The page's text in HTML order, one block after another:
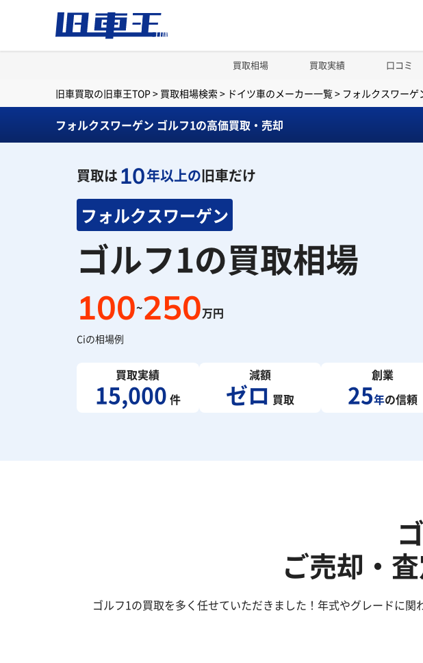
買取相場 買取実績 口コミ
旧車買取の旧車王TOP > 買取相場検索 > ドイツ車のメーカー一覧> フォルクスワー
フォルクスワーゲン ゴルフ1の高価買取・売却
買取は10年以上の旧車だけ
フォルクスワーゲン
ゴルフ1の買取相場
100~250万円
Ciの相場例
買取実績
15,000 件
減額
ゼロ 買取
創業
25年の信頼
ご売却・
ゴルフ1の買取を多く任せていただきました！年式やグレードに関